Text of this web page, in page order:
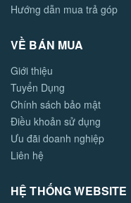
Hướng dẫn mua trả góp
VỀ BÁN MUA
Giới thiệu
Tuyển Dụng
Chính sách bảo mật
Điều khoản sử dụng
Ưu đãi doanh nghiệp
Liên hệ
HỆ THỐNG WEBSITE